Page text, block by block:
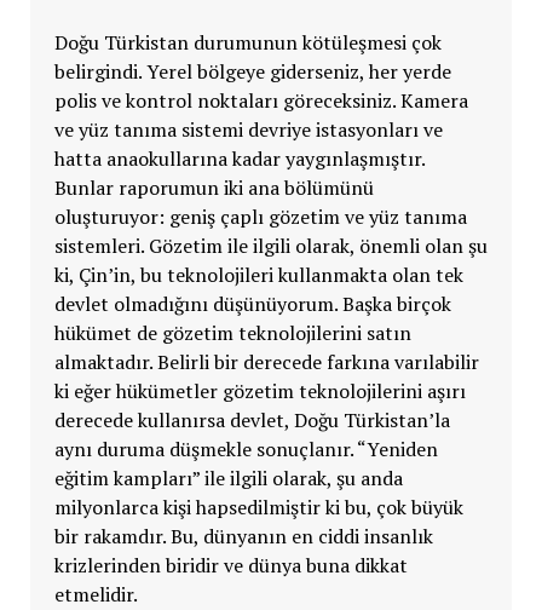
Doğu Türkistan durumunun kötüleşmesi çok
belirgindi. Yerel bölgeye giderseniz, her yerde
polis ve kontrol noktaları göreceksiniz. Kamera
ve yüz tanıma sistemi devriye istasyonları ve
hatta anaokullarına kadar yaygınlaşmıştır.
Bunlar raporumun iki ana bölümünü
oluşturuyor: geniş çaplı gözetim ve yüz tanıma
sistemleri. Gözetim ile ilgili olarak, önemli olan şu
ki, Çin’in, bu teknolojileri kullanmakta olan tek
devlet olmadığını düşünüyorum. Başka birçok
hükümet de gözetim teknolojilerini satın
almaktadır. Belirli bir derecede farkına varılabilir
ki eğer hükümetler gözetim teknolojilerini aşırı
derecede kullanırsa devlet, Doğu Türkistan’la
aynı duruma düşmekle sonuçlanır. “Yeniden
eğitim kampları” ile ilgili olarak, şu anda
milyonlarca kişi hapsedilmiştir ki bu, çok büyük
bir rakamdır. Bu, dünyanın en ciddi insanlık
krizlerinden biridir ve dünya buna dikkat
etmelidir.